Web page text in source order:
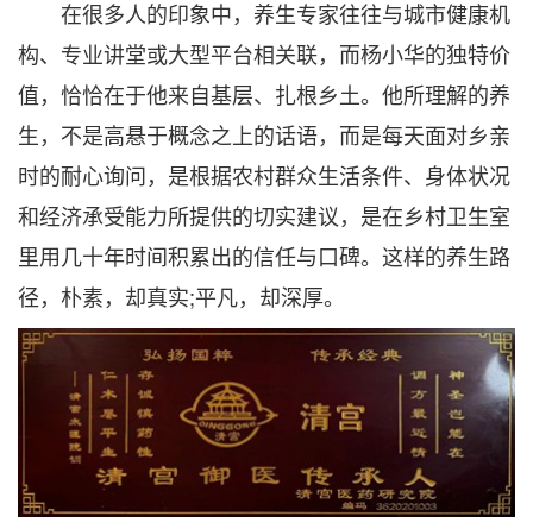
在很多人的印象中，养生专家往往与城市健康机
构、专业讲堂或大型平台相关联，而杨小华的独特价
值，恰恰在于他来自基层、扎根乡土。他所理解的养
生，不是高悬于概念之上的话语，而是每天面对乡亲
时的耐心询问，是根据农村群众生活条件、身体状况
和经济承受能力所提供的切实建议，是在乡村卫生室
里用几十年时间积累出的信任与口碑。这样的养生路
径，朴素，却真实;平凡，却深厚。